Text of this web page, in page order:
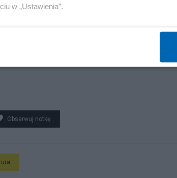
Obserwuj notkę
w „Ustawienia”.